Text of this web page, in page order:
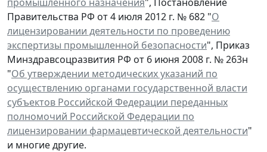
Правительства РФ от 4 июля 2012 г. № 682 "О
лицензировании деятельности по проведению
экспертизы промышленной безопасности", Приказ
Минздравсоцразвития РФ от 6 июня 2008 г. № 263н
"Об утверждении методических указаний по
осуществлению органами государственной власти
субъектов Российской Федерации переданных
полномочий Российской Федерации по
лицензировании фармацевтической деятельности"
и многие другие.